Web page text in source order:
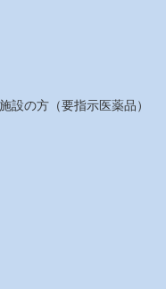
設の方（要指示医薬品）